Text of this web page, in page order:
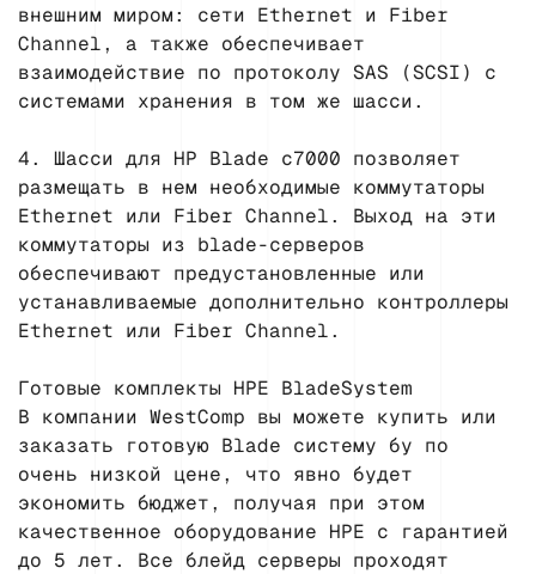
внешним миром: сети Ethernet и Fiber
Channel, а также обеспечивает
взаимодействие по протоколу SAS (SCSI) с
системами хранения в том же шасси.
4. Шасси для HP Blade c7000 позволяет
размещать в нем необходимые коммутаторы
Ethernet или Fiber Channel. Выход на эти
коммутаторы из blade-серверов
обеспечивают предустановленные или
устанавливаемые дополнительно контроллеры
Ethernet или Fiber Channel.
Готовые комплекты HPE BladeSystem
В компании WestComp вы можете купить или
заказать готовую Blade систему бу по
очень низкой цене, что явно будет
экономить бюджет, получая при этом
качественное оборудование HPE с гарантией
до 5 лет. Все блейд серверы проходят